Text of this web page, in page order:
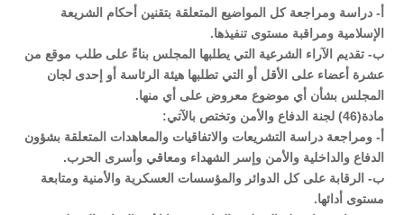
أ‌- دراسة ومراجعة كل المواضيع المتعلقة بتقنين أحكام الشريعة
الإسلامية ومراقبة مستوى تنفيذها.
ب‌- تقديم الآراء الشرعية التي يطلبها المجلس بناءً على طلب موقع من
عشرة أعضاء على الأقل أو التي تطلبها هيئة الرئاسة أو إحدى لجان
المجلس بشأن أي موضوع معروض على أي منها.
مادة(46) لجنة الدفاع والأمن وتختص بالآتي:
أ‌- ومراجعة دراسة التشريعات والاتفاقيات والمعاهدات المتعلقة بشؤون
الدفاع والداخلية والأمن وإسر الشهداء ومعاقي وأسرى الحرب.
ب- الرقابة على كل الدوائر والمؤسسات العسكرية والأمنية ومتابعة
مستوى أدائها.